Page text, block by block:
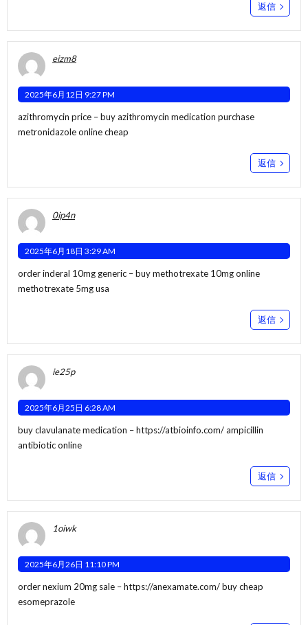
返信
eizm8
2025年6月12日 9:27 PM
azithromycin price –buy azithromycin medication purchase
metronidazole online cheap
返信
0ip4n
2025年6月18日 3:29 AM
order inderal 10mg generic –buy methotrexate 10mg online
methotrexate 5mg usa
返信
ie25p
2025年6月25日 6:28 AM
buy clavulanate medication –https://atbioinfo.com/ampicillin
antibiotic online
返信
1oiwk
2025年6月26日 11:10 PM
order nexium 20mg sale –https://anexamate.com/buy cheap
esomeprazole